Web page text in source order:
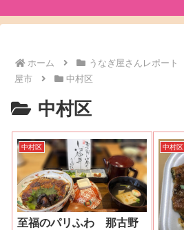
ホーム うなぎ屋さんレポート
屋市
中村区
中村区
中村区
至福のパリふわ 那古野
中村区